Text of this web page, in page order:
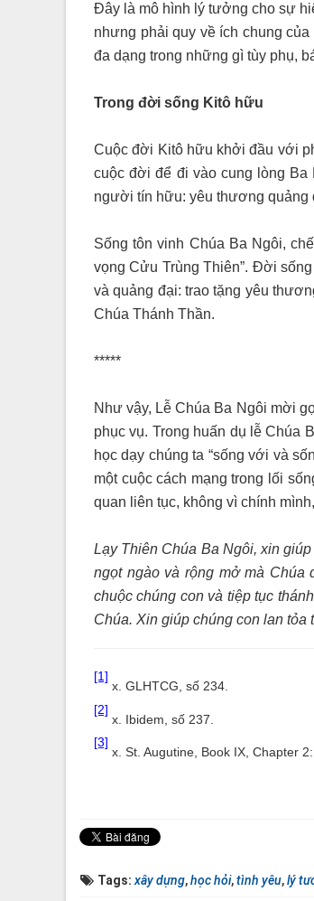
Đây là mô hình lý tưởng cho sự
nhưng phải quy về ích chung
đa dạng trong những gì tùy phụ,
Trong đời sống Kitô hữu
Cuộc đời Kitô hữu khởi đầu với
cuộc đời để đi vào cung lòng Ba
người tín hữu: yêu thương quảng
Sống tôn vinh Chúa Ba Ngôi,
vọng Cửu Trùng Thiên”. Đời
và quảng đại: trao tặng yêu
Chúa Thánh Thần.
*****
Như vậy, Lễ Chúa Ba Ngôi mời
phục vụ. Trong huấn dụ lễ Chúa
học dạy chúng ta “sống với và
một cuộc cách mạng trong lối
quan liên tục, không vì chính
Lạy Thiên Chúa Ba Ngôi, xin
ngọt ngào và rộng mở mà Chúa
chuộc chúng con và tiệp tục
Chúa. Xin giúp chúng con lan tỏa
[1]
x. GLHTCG, số 234.
[2]
x. Ibidem, số 237.
[3]
x. St. Augutine, Book IX, Chapter 2:
Tags:xây dựng,học hỏi,tình yêu,lý